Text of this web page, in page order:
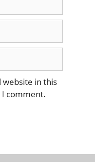
website in this
comment.